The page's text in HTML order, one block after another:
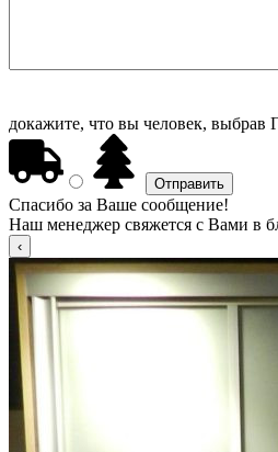
докажите, что вы человек, выбрав
Спасибо за Ваше сообщение!
Наш менеджер свяжется с Вами в